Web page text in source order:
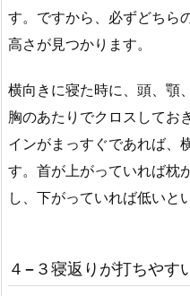
す。ですから、必ずどちら
高さが見つかります。
横向きに寝た時に、頭、顎
胸のあたりでクロスしてお
インがまっすぐであれば、
す。首が上がっていれば枕
し、下がっていれば低いと
４−３寝返りが打ちやす